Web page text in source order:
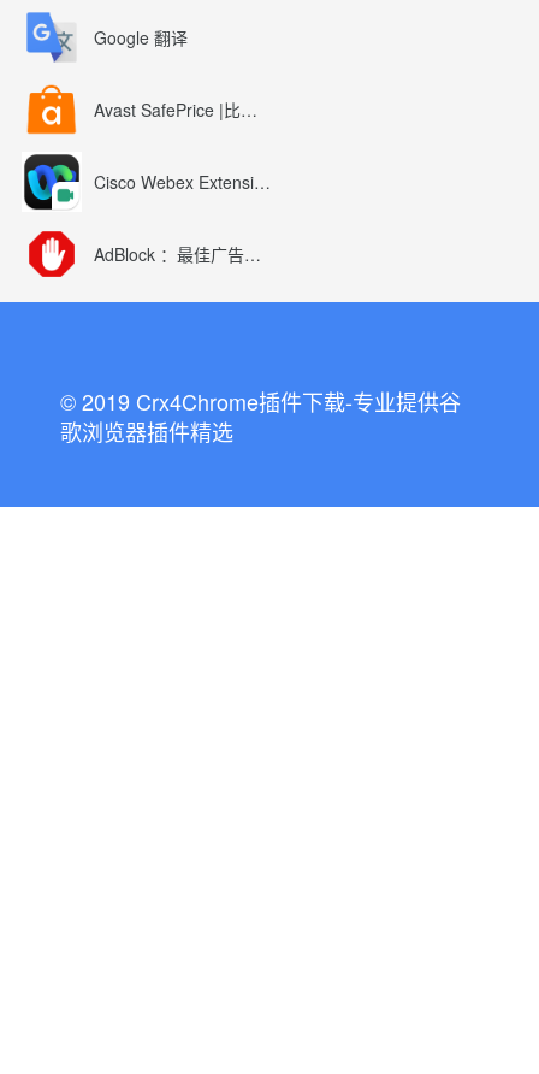
Google 翻译
Avast SafePrice |比较、交易、优惠券
Cisco Webex Extension
AdBlock ：最佳广告拦截工具
© 2019 Crx4Chrome插件下载-专业提供谷
歌浏览器插件精选